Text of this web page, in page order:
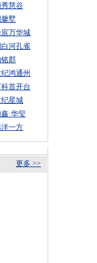
慧谷
墅
万华城
河孔雀
郡
鸿通州
首开台
星城
·华玺
一方
更多 >>